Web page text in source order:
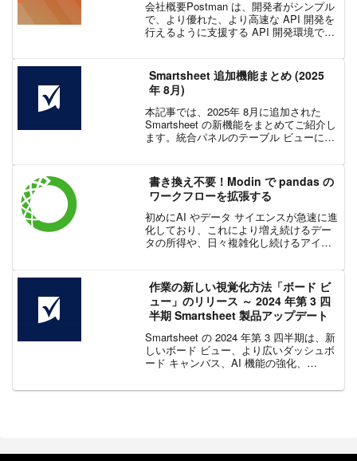
会社概要Postman は、開発者がシンプル
で、より優れた、より高速な API 開発を
行えるように支援する API 開発環境で
セスに使用されてい...
Smartsheet 追加機能まとめ (2025
年 8月)
本記事では、2025年 8月に追加された
Smartsheet の新機能をまとめてご紹介し
ます。統合パネルのテーブル ビューに
ら直接ワークフローを...
書き換え不要！Modin で pandas の
ワークフローを拡張する
初めにAI やデータ サイエンスが急速に進
化しており、これにより増え続けるデー
タの所得や、日々複雑化し続けるアイデ
らの進歩は、価値の抽出からシステム エ
ンジニアリングへ...
作業の新しい視覚化方法「ボード ビ
ュー」のリリース ～ 2024 年第 3 四
半期 Smartsheet 製品アップデート
Smartsheet の 2024 年第 3 四半期は、新
しいボード ビュー、より広いダッシュボ
ード キャンバス、AI 機能の強化、
など、Smartsheet に多くの新機能が追加